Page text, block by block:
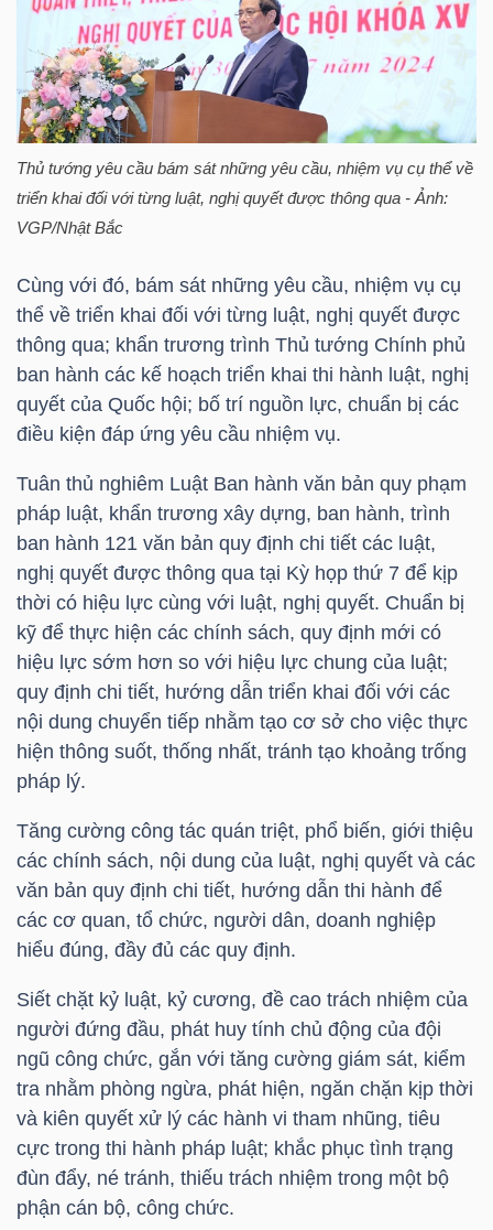
Thủ tướng yêu cầu bám sát những yêu cầu, nhiệm vụ cụ thể về
triển khai đối với từng luật, nghị quyết được thông qua - Ảnh:
VGP/Nhật Bắc
Cùng với đó, bám sát những yêu cầu, nhiệm vụ cụ
thể về triển khai đối với từng luật, nghị quyết được
thông qua; khẩn trương trình Thủ tướng Chính phủ
ban hành các kế hoạch triển khai thi hành luật, nghị
quyết của Quốc hội; bố trí nguồn lực, chuẩn bị các
điều kiện đáp ứng yêu cầu nhiệm vụ.
Tuân thủ nghiêm Luật Ban hành văn bản quy phạm
pháp luật, khẩn trương xây dựng, ban hành, trình
ban hành 121 văn bản quy định chi tiết các luật,
nghị quyết được thông qua tại Kỳ họp thứ 7 để kịp
thời có hiệu lực cùng với luật, nghị quyết. Chuẩn bị
kỹ để thực hiện các chính sách, quy định mới có
hiệu lực sớm hơn so với hiệu lực chung của luật;
quy định chi tiết, hướng dẫn triển khai đối với các
nội dung chuyển tiếp nhằm tạo cơ sở cho việc thực
hiện thông suốt, thống nhất, tránh tạo khoảng trống
pháp lý.
Tăng cường công tác quán triệt, phổ biến, giới thiệu
các chính sách, nội dung của luật, nghị quyết và các
văn bản quy định chi tiết, hướng dẫn thi hành để
các cơ quan, tổ chức, người dân, doanh nghiệp
hiểu đúng, đầy đủ các quy định.
Siết chặt kỷ luật, kỷ cương, đề cao trách nhiệm của
người đứng đầu, phát huy tính chủ động của đội
ngũ công chức, gắn với tăng cường giám sát, kiểm
tra nhằm phòng ngừa, phát hiện, ngăn chặn kịp thời
và kiên quyết xử lý các hành vi tham nhũng, tiêu
cực trong thi hành pháp luật; khắc phục tình trạng
đùn đẩy, né tránh, thiếu trách nhiệm trong một bộ
phận cán bộ, công chức.
Đào
Sách
tài
chính
Công
cụ
đầu
Truyền
thông
tài
chính
Dữ
liệu
tài
chính